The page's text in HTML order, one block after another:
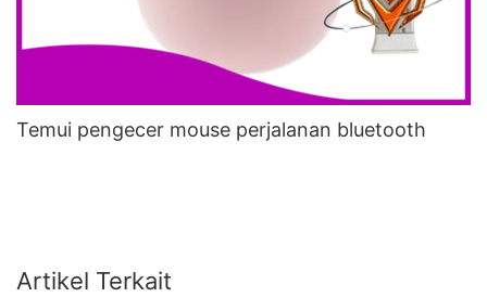
Temui pengecer mouse perjalanan bluetooth
Artikel Terkait